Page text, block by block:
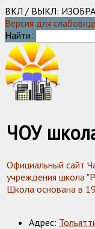
ВКЛ / ВЫКЛ:
Версия для
Найти:
ЧОУ
Официальный сайт
учреждения школа
Школа основана в
Адрес: